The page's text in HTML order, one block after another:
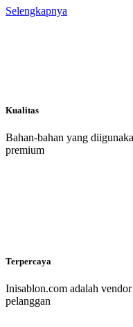
Selengkapnya
Kualitas
Bahan-bahan yang
premium
Terpercaya
Inisablon.com adalah
pelanggan